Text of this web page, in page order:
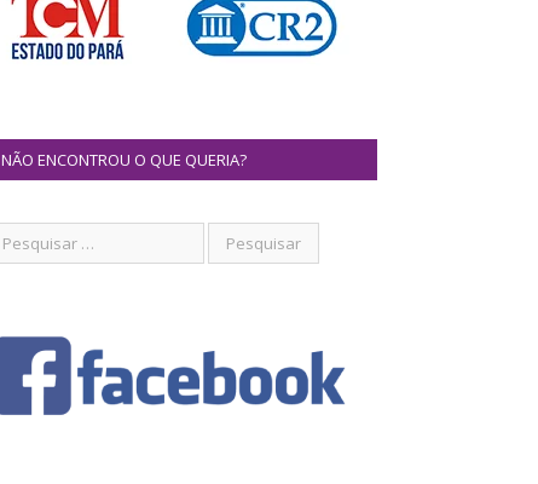
NÃO ENCONTROU O QUE QUERIA?